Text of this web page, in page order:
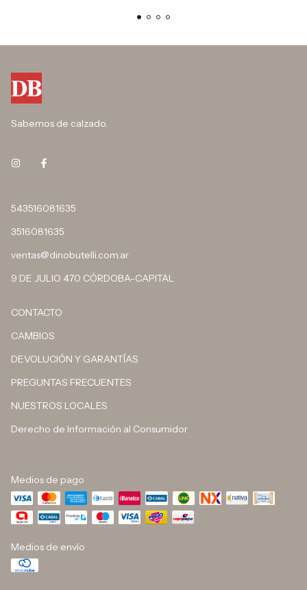
Sabemos de calzado.
543516081635
3516081635
ventas@dinobutelli.com.ar
9 DE JULIO 470 CÓRDOBA-CAPITAL
CONTACTO
CAMBIOS
DEVOLUCIÓN Y GARANTÍAS
PREGUNTAS FRECUENTES
NUESTROS LOCALES
Derecho de Información al Consumidor
Medios de pago
Medios de envío